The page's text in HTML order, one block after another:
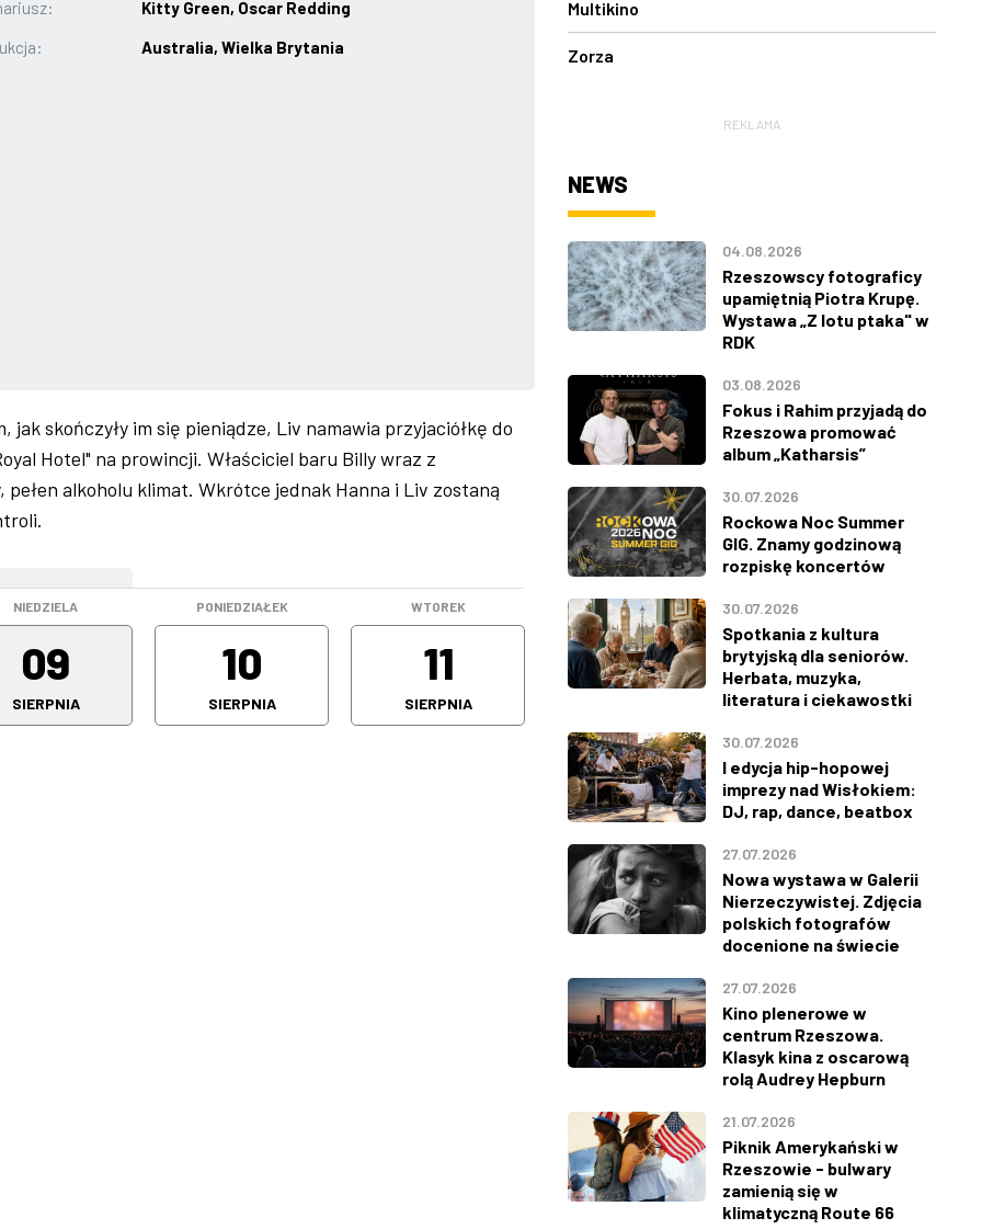
Kitty Green, Oscar Redding
Australia, Wielka Brytania
skończyły im się pieniądze, Liv namawia przyjaciółkę do
Hotel" na prowincji. Właściciel baru Billy wraz z
alkoholu klimat. Wkrótce jednak Hanna i Liv zostaną
NIEDZIELA
09
SIERPNIA
PONIEDZIAŁEK
10
SIERPNIA
WTOREK
11
SIERPNIA
ŚRODA
12
CZWARTEK
13
SIERPNIA
Multikino
Zorza
REKLAMA
NEWS
04.08.2026
Rzeszowscy fotograficy
upamiętnią Piotra Krupę.
Wystawa „Z lotu ptaka" w
RDK
03.08.2026
Fokus i Rahim przyjadą do
Rzeszowa promować
album „Katharsis”
30.07.2026
Rockowa Noc Summer
GIG. Znamy godzinową
rozpiskę koncertów
30.07.2026
Spotkania z kultura
brytyjską dla seniorów.
Herbata, muzyka,
literatura i ciekawostki
30.07.2026
I edycja hip-hopowej
imprezy nad Wisłokiem:
DJ, rap, dance, beatbox
27.07.2026
Nowa wystawa w Galerii
Nierzeczywistej. Zdjęcia
polskich fotografów
docenione na świecie
27.07.2026
Kino plenerowe w
centrum Rzeszowa.
Klasyk kina z oscarową
rolą Audrey Hepburn
21.07.2026
Piknik Amerykański w
Rzeszowie - bulwary
zamienią się w
klimatyczną Route 66